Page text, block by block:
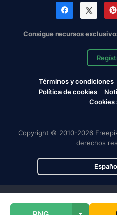
Consigue recursos
Términos y condiciones
Política de cookies
Cookies
Copyright © 2010-2026
derechos